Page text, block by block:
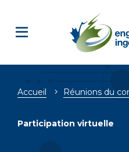
Fil
Accueil Réunions du
Participation virtuelle